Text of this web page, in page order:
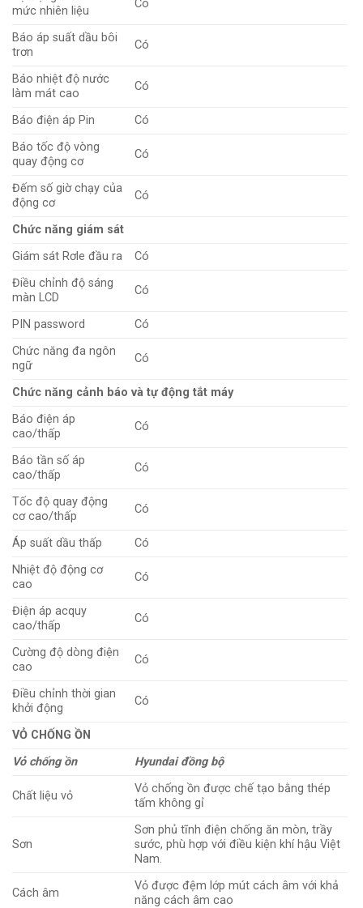
mức nhiên liệu
Có
Báo áp suất dầu bôi
trơn
Có
Báo nhiệt độ nước
làm mát cao
Có
Báo điện áp Pin
Có
Báo tốc độ vòng
quay động cơ
Có
Đếm số giờ chạy của
động cơ
Có
Chức năng giám sát
Giám sát Rơle đầu ra
Có
Điều chỉnh độ sáng
màn LCD
Có
PIN password
Có
Chức năng đa ngôn
ngữ
Có
Chức năng cảnh báo và tự động tắt máy
Báo điện áp
cao/thấp
Có
Báo tần số áp
cao/thấp
Có
Tốc độ quay động
cơ cao/thấp
Có
Áp suất dầu thấp
Có
Nhiệt độ động cơ
cao
Có
Điện áp acquy
cao/thấp
Có
Cường độ dòng điện
cao
Có
Điều chỉnh thời gian
khởi động
Có
VỎ CHỐNG ỒN
Vỏ chống ồn
Hyundai đồng bộ
Chất liệu vỏ
Vỏ chống ồn được chế tạo bằng thép
tấm không gỉ
Sơn
Sơn phủ tĩnh điện chống ăn mòn, trầy
sước, phù hợp với điều kiện khí hậu Việt
Nam.
Cách âm
Vỏ được đệm lớp mút cách âm với khả
năng cách âm cao